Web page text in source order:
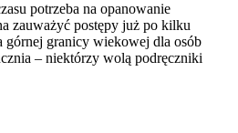
potrzeba na opanowanie
zauważyć postępy już po kilku
górnej granicy wiekowej dla osób
– niektórzy wolą podręczniki